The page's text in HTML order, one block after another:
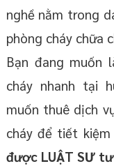
nghề nằm trong
phòng cháy chữa
Bạn đang muốn
cháy nhanh tại
muốn thuê dịch
cháy để tiết
được LUẬT SƯ